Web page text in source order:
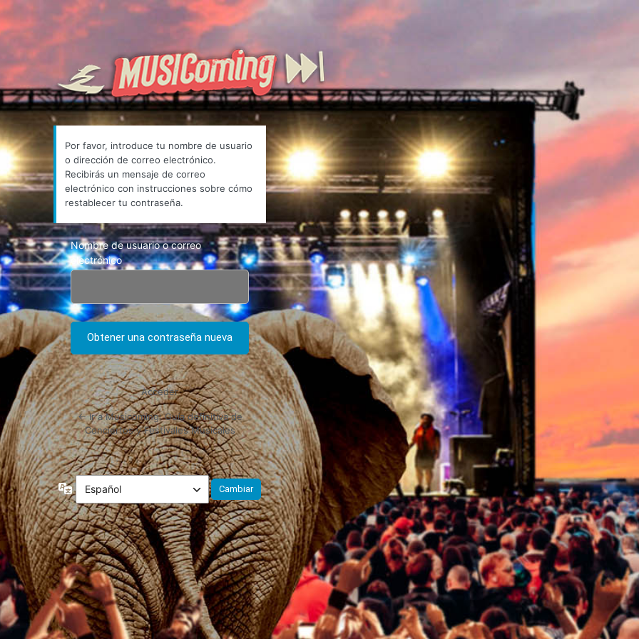
https://musicoming.com
Por favor, introduce tu nombre de usuario
o dirección de correo electrónico.
Recibirás un mensaje de correo
electrónico con instrucciones sobre cómo
restablecer tu contraseña.
Nombre de usuario o correo
electrónico
Acceder
← Ir a Musicoming: Guía definitiva de
Conciertos y Festivales Musicales
Idioma